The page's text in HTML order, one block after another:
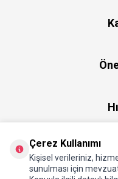
Çerez Kullanımı
Kişisel verileriniz,
sunulması için